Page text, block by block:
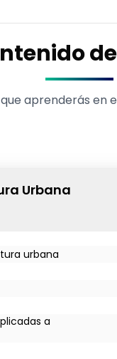
aprenderás en
Urbana
urbana
a